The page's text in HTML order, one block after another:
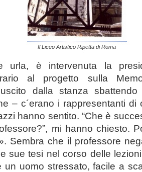
Il Liceo Artistico Ripetta di Roma
urla, è intervenuta la
al progetto sulla
dalla stanza
– c´erano i rappresentanti
hanno sentito. “Che è
mi hanno chiesto.
Sembra che il professore
sue tesi nel corso delle
un uomo stressato, facile a